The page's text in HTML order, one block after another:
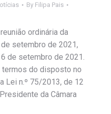
By Filipa Pais
ordinária da
setembro de 2021,
de setembro de 2021.
termos do disposto no
Lei n.º 75/2013, de 12
da Câmara